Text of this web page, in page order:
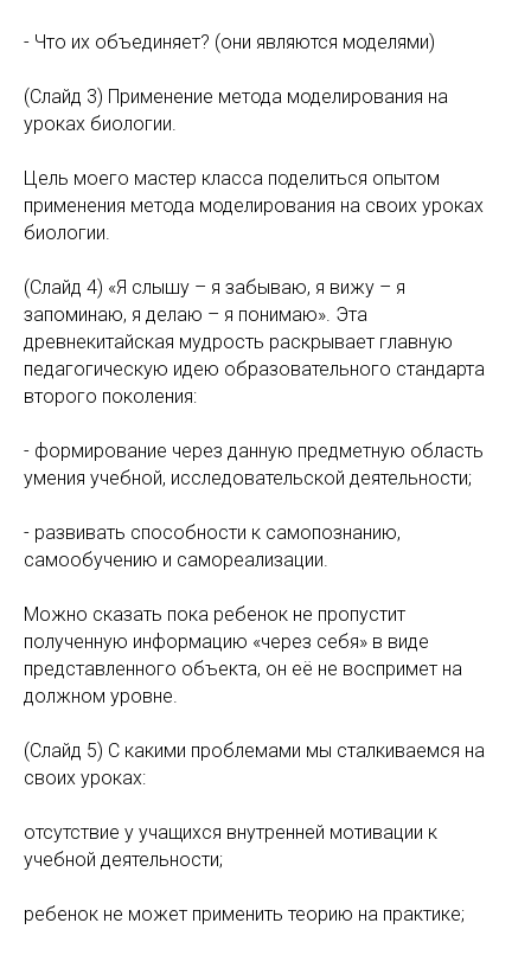
- Что их объединяет? (они являются моделями)
(Слайд 3) Применение метода моделирования на
уроках биологии.
Цель моего мастер класса поделиться опытом
применения метода моделирования на своих уроках
биологии.
(Слайд 4) «Я слышу – я забываю, я вижу – я
запоминаю, я делаю – я понимаю». Эта
древнекитайская мудрость раскрывает главную
педагогическую идею образовательного стандарта
второго поколения:
- формирование через данную предметную область
умения учебной, исследовательской деятельности;
- развивать способности к самопознанию,
самообучению и самореализации.
Можно сказать пока ребенок не пропустит
полученную информацию «через себя» в виде
представленного объекта, он её не воспримет на
должном уровне.
(Слайд 5) С какими проблемами мы сталкиваемся на
своих уроках:
отсутствие у учащихся внутренней мотивации к
учебной деятельности;
ребенок не может применить теорию на практике;